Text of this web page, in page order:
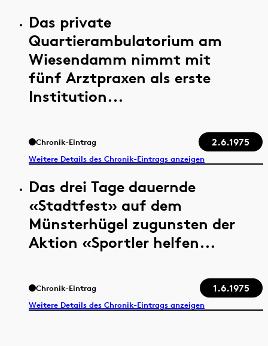
Das private
Quartierambulatorium am
Wiesendamm nimmt mit
fünf Arztpraxen als erste
Institution...
Chronik-Eintrag 2.6.1975
Weitere Details des Chronik-Eintrags anzeigen
Das drei Tage dauernde
«Stadtfest» auf dem
Münsterhügel zugunsten der
Aktion «Sportler helfen...
Chronik-Eintrag 1.6.1975
Weitere Details des Chronik-Eintrags anzeigen